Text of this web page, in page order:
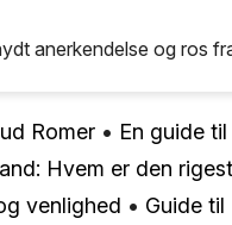
anerkendelse og ros
Romer • En guide
Hvem er den
venlighed • Guide til